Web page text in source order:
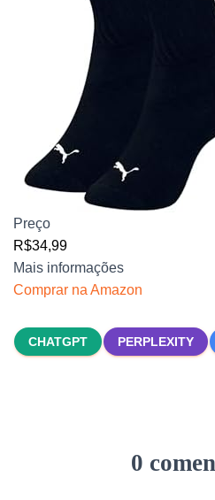
Preço
R$34,99
Mais informações
Comprar na Amazon
CHATGPT PERPLEXITY
0